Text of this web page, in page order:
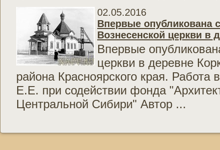
02.05.2016
Впервые опубликована
Вознесенской церкви в
Впервые
церкви в деревне
района Красноярского края. Работа
Е.Е. при содействии фонда
Центральной Сибири" Автор ...